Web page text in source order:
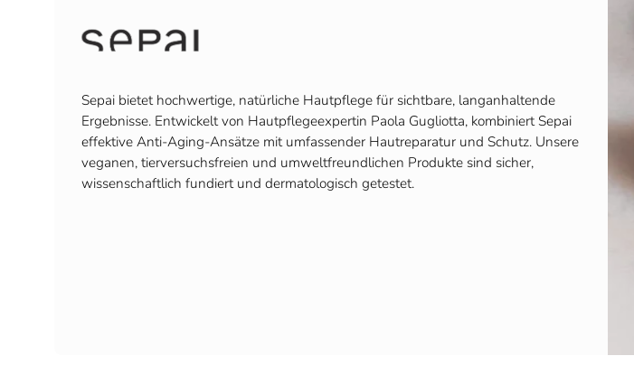
Sepai bietet hochwertige, natürliche Hautpflege für sichtbare, langanhaltende
Ergebnisse. Entwickelt von Hautpflegeexpertin Paola Gugliotta, kombiniert Sepai
effektive Anti-Aging-Ansätze mit umfassender Hautreparatur und Schutz. Unsere
veganen, tierversuchsfreien und umweltfreundlichen Produkte sind sicher,
wissenschaftlich fundiert und dermatologisch getestet.